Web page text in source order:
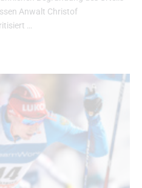
Anwalt Christof
…